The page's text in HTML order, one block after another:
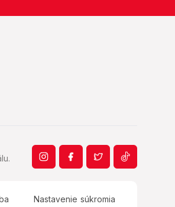
Nastavenie súkromia